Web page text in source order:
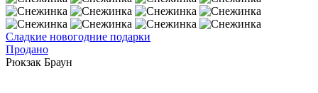
Сладкие новогодние подарки
Продано
Рюкзак Браун